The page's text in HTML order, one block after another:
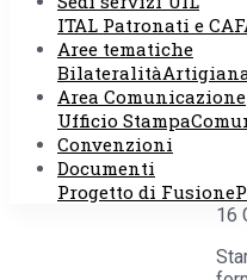
ITAL Patronati e CAF
Aree tematiche
Bilateralità
Area Comunicazione
Ufficio Stampa
Convenzioni
Documenti
Progetto di Fusione
16